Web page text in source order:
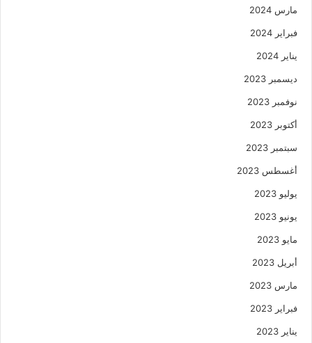
مارس 2024
فبراير 2024
يناير 2024
ديسمبر 2023
نوفمبر 2023
أكتوبر 2023
سبتمبر 2023
أغسطس 2023
يوليو 2023
يونيو 2023
مايو 2023
أبريل 2023
مارس 2023
فبراير 2023
يناير 2023